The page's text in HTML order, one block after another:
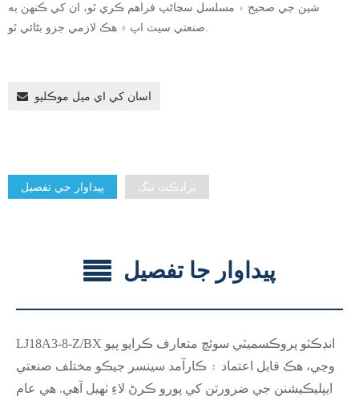
شين جي صحيح ۽ مسلسل سڃاڻپ فراهم ڪري ٿو، ان کي ڪنهن به
اسان کي اي ميل موڪليو
پيداوار جي تفصيل پراڊڪٽ ٽيگ
پيداوار جا تفصيل
LJ18A3-8-Z/BX انڊڪٽو پروڪسميٽي سوئچ متعارف ڪرايو پيو
وڃي، هڪ قابل اعتماد ۽ ڪارآمد سينسر جيڪو مختلف صنعتي
ايپليڪيشنن جي ضرورتن کي پورو ڪرڻ لاءِ ٺهيل آهي. هي عام